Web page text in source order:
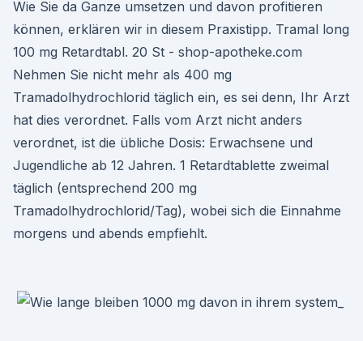
Wie Sie da Ganze umsetzen und davon profitieren
können, erklären wir in diesem Praxistipp. Tramal long
100 mg Retardtabl. 20 St - shop-apotheke.com
Nehmen Sie nicht mehr als 400 mg
Tramadolhydrochlorid täglich ein, es sei denn, Ihr Arzt
hat dies verordnet. Falls vom Arzt nicht anders
verordnet, ist die übliche Dosis: Erwachsene und
Jugendliche ab 12 Jahren. 1 Retardtablette zweimal
täglich (entsprechend 200 mg
Tramadolhydrochlorid/Tag), wobei sich die Einnahme
morgens und abends empfiehlt.